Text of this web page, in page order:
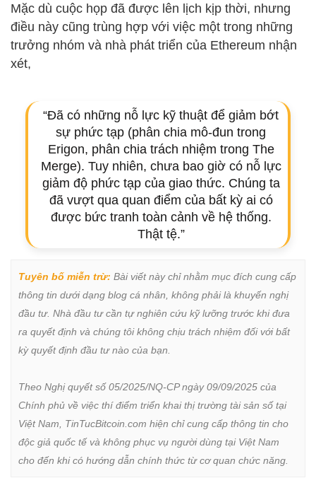
Mặc dù cuộc họp đã được lên lịch kịp thời, nhưng
điều này cũng trùng hợp với việc một trong những
trưởng nhóm và nhà phát triển của Ethereum nhận
xét,
“Đã có những nỗ lực kỹ thuật để giảm bớt
sự phức tạp (phân chia mô-đun trong
Erigon, phân chia trách nhiệm trong The
Merge). Tuy nhiên, chưa bao giờ có nỗ lực
giảm độ phức tạp của giao thức. Chúng ta
đã vượt qua quan điểm của bất kỳ ai có
được bức tranh toàn cảnh về hệ thống.
Thật tệ.”
Tuyên bố miễn trừ: Bài viết này chỉ nhằm mục đích cung cấp
thông tin dưới dạng blog cá nhân, không phải là khuyến nghị
đầu tư. Nhà đầu tư cần tự nghiên cứu kỹ lưỡng trước khi đưa
ra quyết định và chúng tôi không chịu trách nhiệm đối với bất
kỳ quyết định đầu tư nào của bạn.
Theo Nghị quyết số 05/2025/NQ-CP ngày 09/09/2025 của
Chính phủ về việc thí điểm triển khai thị trường tài sản số tại
Việt Nam, TinTucBitcoin.com hiện chỉ cung cấp thông tin cho
độc giả quốc tế và không phục vụ người dùng tại Việt Nam
cho đến khi có hướng dẫn chính thức từ cơ quan chức năng.